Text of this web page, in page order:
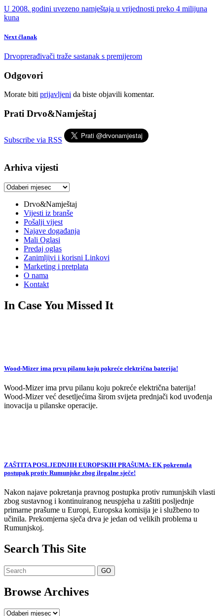
U 2008. godini uvezeno namještaja u vrijednosti preko 4 milijuna
kuna
Next članak
Drvoprerađivači traže sastanak s premijerom
Odgovori
Morate biti prijavljeni da biste objavili komentar.
Prati Drvo&Namještaj
Subscribe via RSS
Arhiva vijesti
Arhiva
Drvo&Namještaj
Vijesti iz branše
Pošalji vijest
Najave događanja
Mali Oglasi
Predaj oglas
Zanimljivi i korisni Linkovi
Marketing i pretplata
O nama
Kontakt
In Case You Missed It
Wood-Mizer ima prvu pilanu koju pokreće električna baterija!
Wood-Mizer ima prvu pilanu koju pokreće električna baterija!
Wood-Mizer već desetljećima širom svijeta prednjači kod uvođenja
inovacija u pilanske operacije.
ZAŠTITA POSLJEDNJIH EUROPSKIH PRAŠUMA: EK pokrenula
postupak protiv Rumunjske zbog ilegalne sječe!
Nakon najave pokretanja pravnog postupka protiv rumunjskih vlasti
zbog sustavnog i kontinuiranog neuspjeha u zaštiti posljednje
primarne prašume u Europi, Europska komisija je i službeno to
učinila. Prekomjerna sječa drva je jedan od velikih problema u
Rumunjskoj.
Search This Site
Browse Archives
Browse